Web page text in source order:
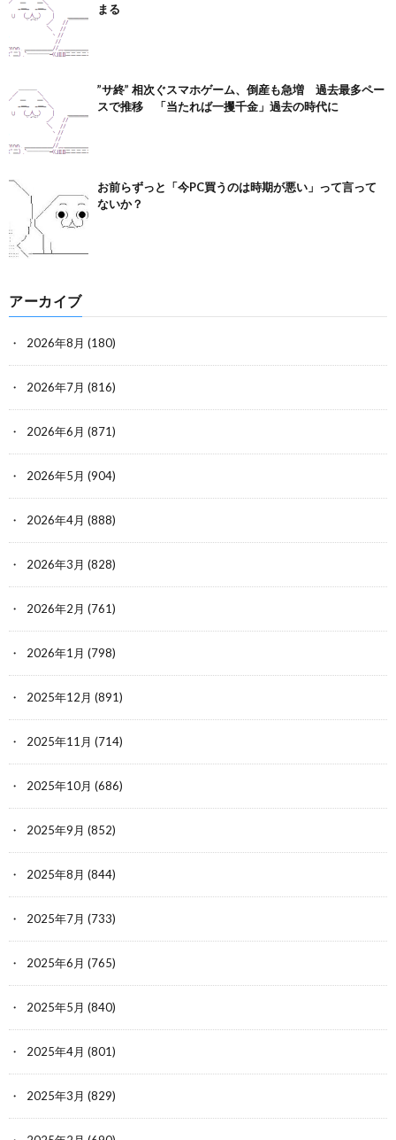
まる
”サ終” 相次ぐスマホゲーム、倒産も急増 過去最多ペー
スで推移 「当たれば一攫千金」過去の時代に
お前らずっと「今PC買うのは時期が悪い」って言って
ないか？
アーカイブ
2026年8月 (180)
2026年7月 (816)
2026年6月 (871)
2026年5月 (904)
2026年4月 (888)
2026年3月 (828)
2026年2月 (761)
2026年1月 (798)
2025年12月 (891)
2025年11月 (714)
2025年10月 (686)
2025年9月 (852)
2025年8月 (844)
2025年7月 (733)
2025年6月 (765)
2025年5月 (840)
2025年4月 (801)
2025年3月 (829)